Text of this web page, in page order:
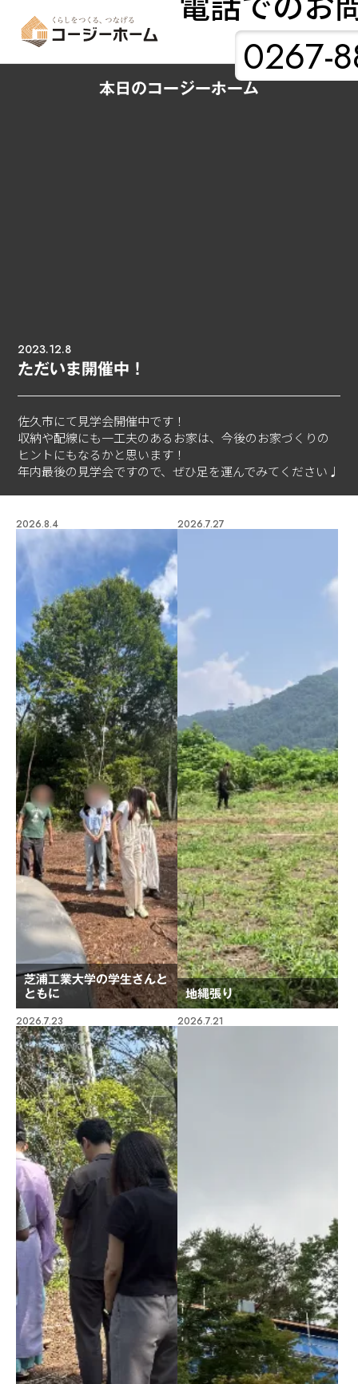
0267-
2023.12.8
ただいま開催中！
佐久市にて見学会開催中です！
収納や配線にも一工夫のあるお家は、今後のお家づくりの
ヒントにもなるかと思います！
年内最後の見学会ですので、ぜひ足を運んでみてください♩
本日のコージーホーム
2026.8.4
芝浦工業大学の学生さんと
ともに
2026.7.27
地縄張り
2026.7.23 2026.7.21